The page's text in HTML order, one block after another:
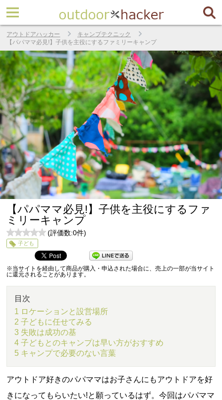
アウトドアハッカー
キャンプテクニック
【パパママ必見!】子供を主役にするファミリーキャンプ
【パパママ必見!】子供を主役にするファ
ミリーキャンプ
0
5
(評価数:0件)
子ども
※当サイトを経由して商品が購入・申込された場合に、売上の一部が当サイト
に還元されることがあります。
目次
1 ロケーションと設営場所
2 子どもに任せてみる
3 失敗は成功の基
4 子どもとのキャンプは早い方がおすすめ
5 キャンプで必要のない言葉
アウトドア好きのパパママはお子さんにもアウトドアを好
きになってもらいたい!と願っているはず。今回はパパママ